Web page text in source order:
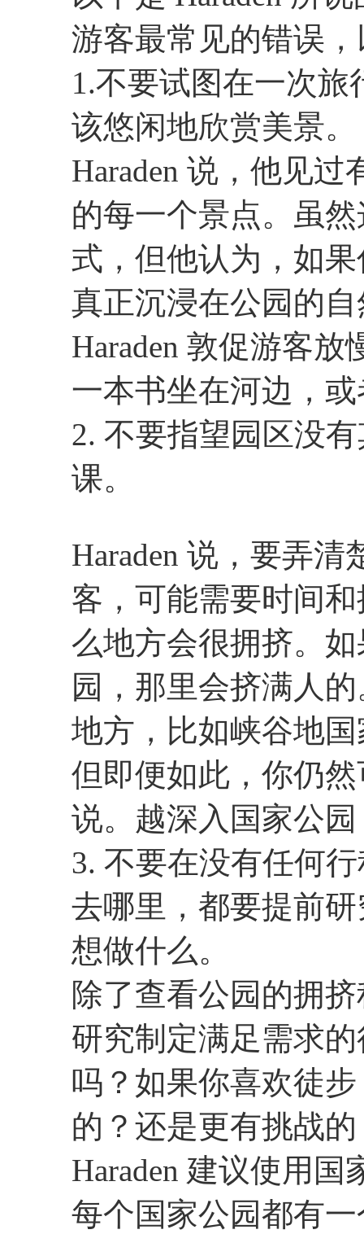
游客最常见的错误
1.不要试图在一次
该悠闲地欣赏美景。
Haraden 说，他见
的每一个景点。虽
式，但他认为，如
真正沉浸在公园的
Haraden 敦促游客
一本书坐在河边，
2. 不要指望园区没
课。
Haraden 说，要弄
客，可能需要时间
么地方会很拥挤。
园，那里会挤满人
地方，比如峡谷地国
但即便如此，你仍
说。越深入国家公
3. 不要在没有任何
去哪里，都要提前
想做什么。
除了查看公园的拥
研究制定满足需求
吗？如果你喜欢徒
的？还是更有挑战的
Haraden 建议使用
每个国家公园都有